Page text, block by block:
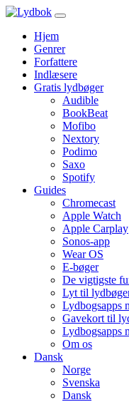
Hjem
Genrer
Forfattere
Indlæsere
Gratis lydbøger
Audible
BookBeat
Mofibo
Nextory
Podimo
Saxo
Spotify
Guides
Chromecast
Apple Watch
Apple Carplay
Sonos-app
Wear OS
E-bøger
De vigtigste
Lyt til
Lydbogsapps
Gavekort til
Lydbogsapps
Om os
Dansk
Norge
Svenska
Dansk